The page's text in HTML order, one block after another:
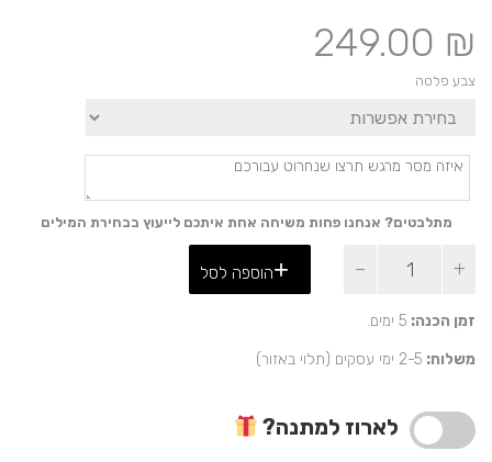
249.00 ₪
צבע פלטה
מתלבטים? אנחנו פחות משיחה אחת איתכם לייעוץ בבחירת המילים
של
עור
ארנק
עם
הטבעת
שם
הוספה לסל
זמן הכנה: 5 ימים.
משלוח: 2-5 ימי עסקים (תלוי באזור)
לארוז למתנה?